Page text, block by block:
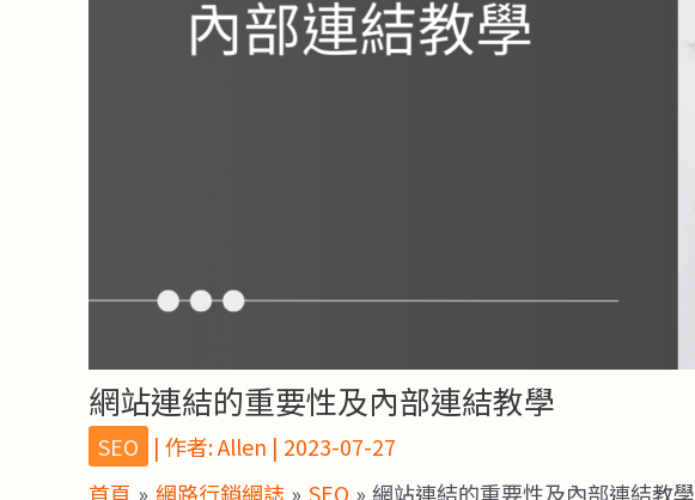
網站連結的重要性及內部連結教學
SEO | 作者:Allen | 2023-07-27
首頁
網路行銷網誌 SEO
網站連結的重要性及內部連結教學